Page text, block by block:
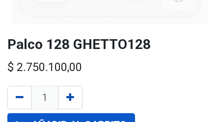
Palco 128 GHETTO128
$ 2.750.100,00